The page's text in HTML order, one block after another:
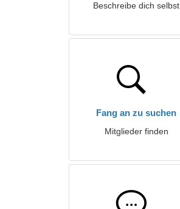
Beschreibe dich selbst
Fang an zu suchen
Mitglieder finden